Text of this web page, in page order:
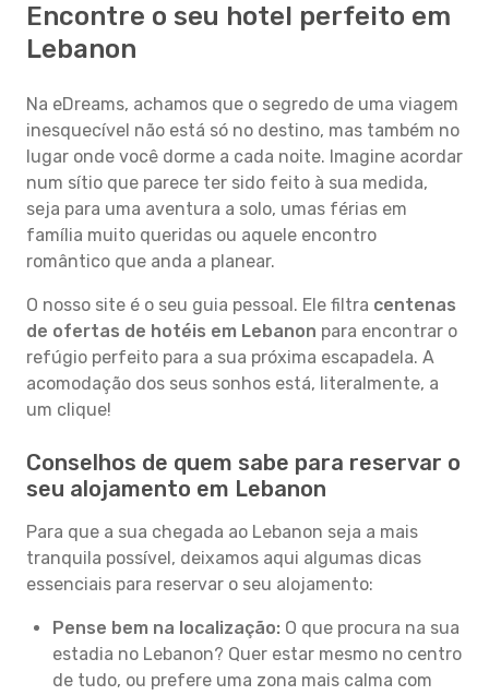
Encontre o seu hotel perfeito em
Lebanon
Na eDreams, achamos que o segredo de uma viagem
inesquecível não está só no destino, mas também no
lugar onde você dorme a cada noite. Imagine acordar
num sítio que parece ter sido feito à sua medida,
seja para uma aventura a solo, umas férias em
família muito queridas ou aquele encontro
romântico que anda a planear.
O nosso site é o seu guia pessoal. Ele filtra centenas
de ofertas de hotéis em Lebanon para encontrar o
refúgio perfeito para a sua próxima escapadela. A
acomodação dos seus sonhos está, literalmente, a
um clique!
Conselhos de quem sabe para reservar o
seu alojamento em Lebanon
Para que a sua chegada ao Lebanon seja a mais
tranquila possível, deixamos aqui algumas dicas
essenciais para reservar o seu alojamento:
Pense bem na localização: O que procura na sua
estadia no Lebanon? Quer estar mesmo no centro
de tudo, ou prefere uma zona mais calma com